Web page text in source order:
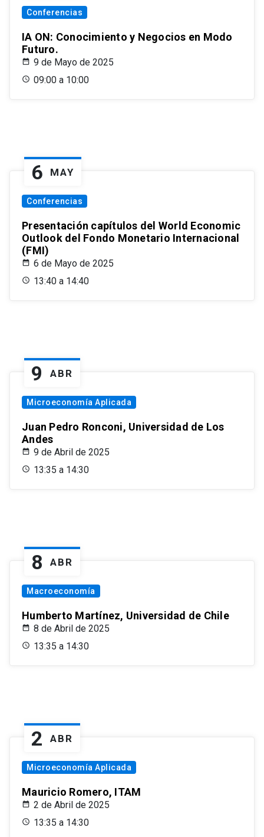
Conferencias
IA ON: Conocimiento y Negocios en Modo
Futuro.
9 de Mayo de 2025
09:00 a 10:00
6 MAY
Conferencias
Presentación capítulos del World Economic
Outlook del Fondo Monetario Internacional
(FMI)
6 de Mayo de 2025
13:40 a 14:40
9 ABR
Microeconomía Aplicada
Juan Pedro Ronconi, Universidad de Los
Andes
9 de Abril de 2025
13:35 a 14:30
8 ABR
Macroeconomía
Humberto Martínez, Universidad de Chile
8 de Abril de 2025
13:35 a 14:30
2 ABR
Microeconomía Aplicada
Mauricio Romero, ITAM
2 de Abril de 2025
13:35 a 14:30